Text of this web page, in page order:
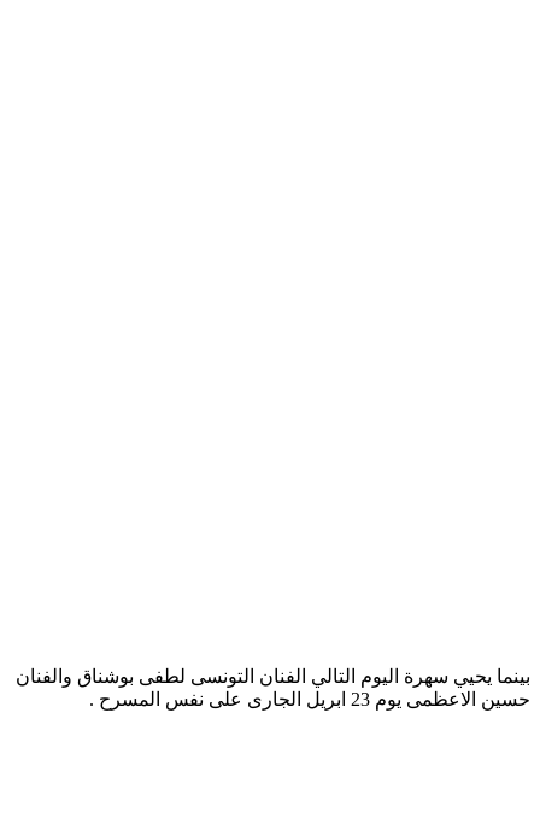
بينما يحيي سهرة اليوم التالي الفنان التونسى لطفى بوشناق والفنان
حسين الاعظمى يوم 23 ابريل الجارى على نفس المسرح .